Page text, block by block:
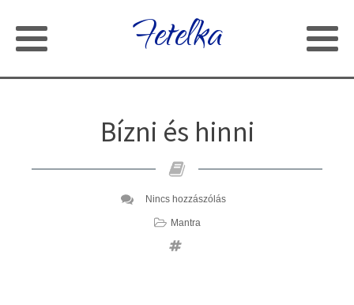
Fetelka
Bízni és hinni
Nincs hozzászólás
Mantra